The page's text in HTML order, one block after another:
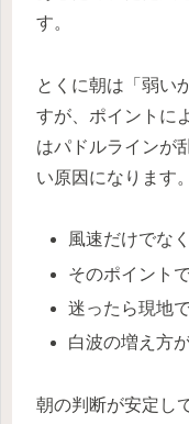
す。
とくに朝は「弱い
すが、ポイントに
はパドルラインが
い原因になります。
風速だけでな
そのポイント
迷ったら現地
白波の増え方
朝の判断が安定し